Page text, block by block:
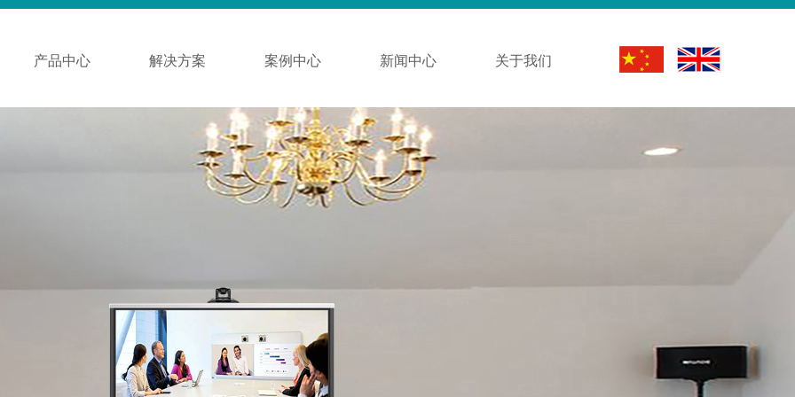
产品中心 解决方案 案例中心 新闻中心 关于我们